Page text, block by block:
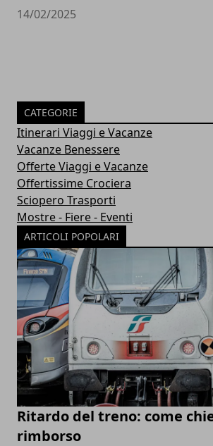
14/02/2025
CATEGORIE
Itinerari Viaggi e Vacanze
Vacanze Benessere
Offerte Viaggi e Vacanze
Offertissime Crociera
Sciopero Trasporti
Mostre - Fiere - Eventi
ARTICOLI POPOLARI
Ritardo del treno: come
rimborso